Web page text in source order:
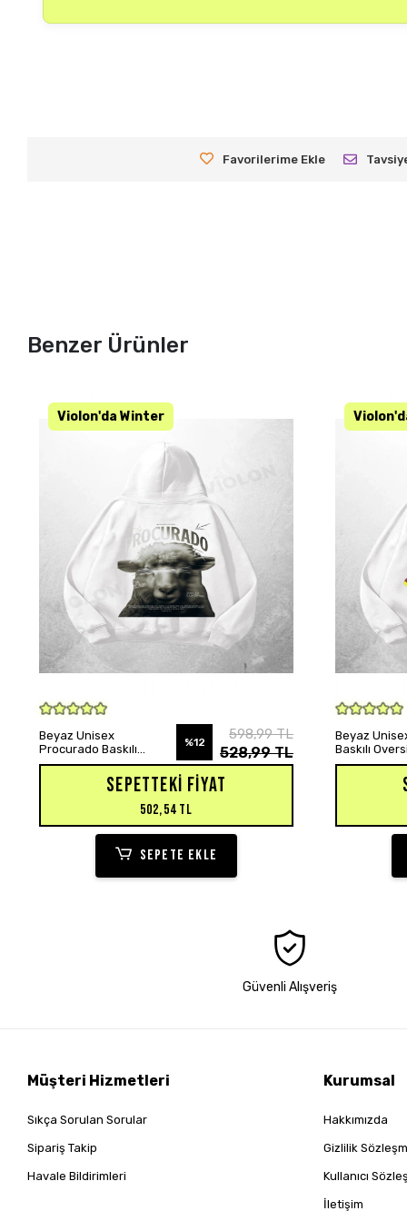
Favorilerime Ekle
Benzer Ürünler
SEPETE EKLE
Beyaz Unisex
Procurado Baskılı
Oversize Hoodie
%12
598,99 TL
528,99 TL
SEPETTEKI FIYAT
502,54 TL
SEPETE EKLE
Beyaz
Baskılı
Sweatshirt
Güvenli Alışveriş
Müşteri Hizmetleri
Sıkça Sorulan Sorular
Sipariş Takip
Havale Bildirimleri
Kurumsal
Hakkımızda
Gizlilik
Kullanıcı
İletişim